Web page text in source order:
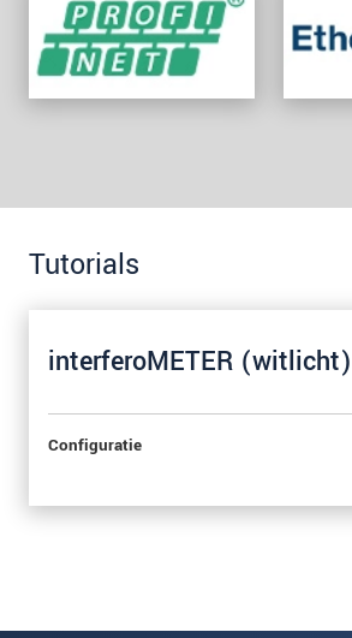
Tutorials
interferoMETER (witlicht)
Configuratie